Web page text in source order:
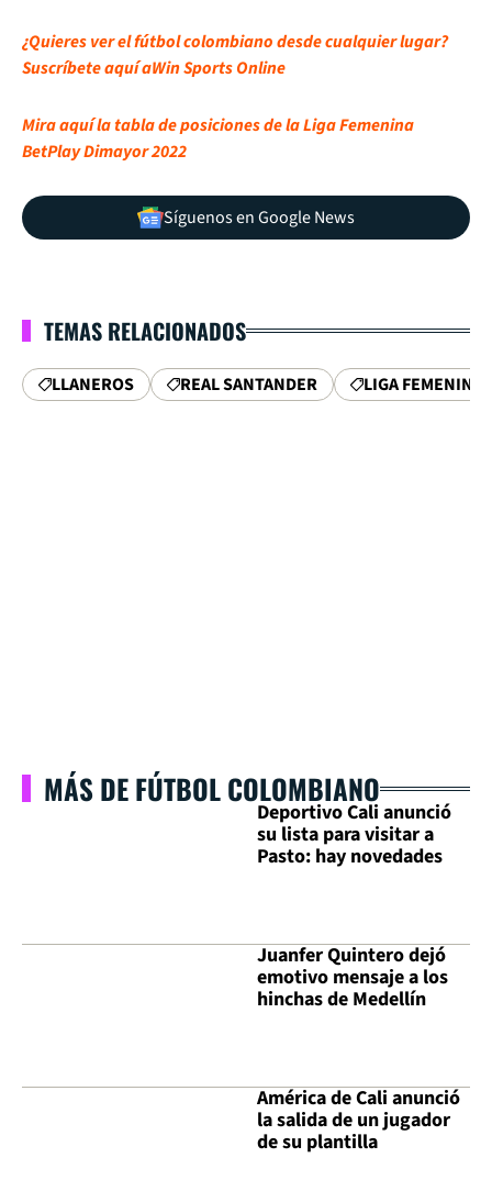
¿Quieres ver el fútbol colombiano desde cualquier lugar?
Suscríbete aquí aWin Sports Online
Mira aquí la tabla de posiciones de la Liga Femenina
BetPlay Dimayor 2022
Síguenos en Google News
TEMAS RELACIONADOS
LLANEROS REAL SANTANDER LIGA FEMENINA
MÁS DE FÚTBOL COLOMBIANO
Deportivo Cali anunció
su lista para visitar a
Pasto: hay novedades
Juanfer Quintero dejó
emotivo mensaje a los
hinchas de Medellín
América de Cali anunció
la salida de un jugador
de su plantilla